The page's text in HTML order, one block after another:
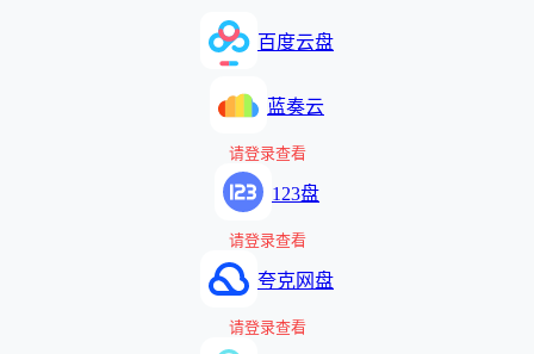
百度云盘
蓝奏云
请登录查看
123盘
请登录查看
夸克网盘
请登录查看